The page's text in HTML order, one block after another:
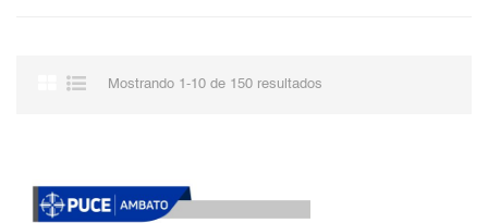
Mostrando 1-10 de 150 resultados